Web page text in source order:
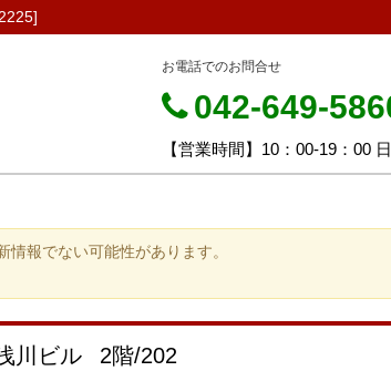
お電話でのお問合せ
042-649-
【営業時間】10：00-19：00
報でない可能性があります。
川ビル 2階/202